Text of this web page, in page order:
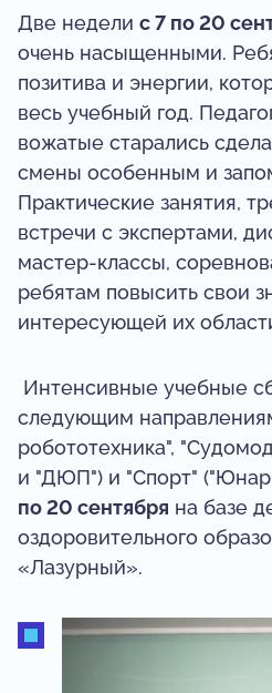
Две недели с 7 по 20
очень насыщенными.
позитива и энергии,
весь учебный год.
вожатые старались
смены особенным и
Практические занятия,
встречи с экспертами,
мастер-классы,
ребятам повысить свои
интересующей их
Интенсивные учебные
следующим
робототехника",
и "ДЮП") и "Спорт"
по 20 сентября на базе
оздоровительного
«Лазурный».